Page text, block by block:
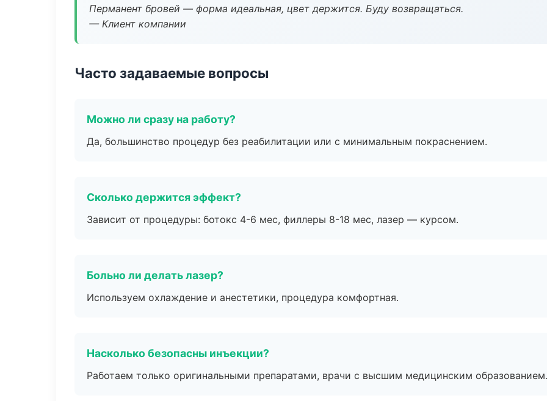
Перманент бровей — форма идеальная, цвет держится. Буду возвращаться.
— Клиент компании
Часто задаваемые вопросы
Можно ли сразу на работу?
Да, большинство процедур без реабилитации или с минимальным покраснением.
Сколько держится эффект?
Зависит от процедуры: ботокс 4-6 мес, филлеры 8-18 мес, лазер — курсом.
Больно ли делать лазер?
Используем охлаждение и анестетики, процедура комфортная.
Насколько безопасны инъекции?
Работаем только оригинальными препаратами, врачи с высшим медицинским образованием.